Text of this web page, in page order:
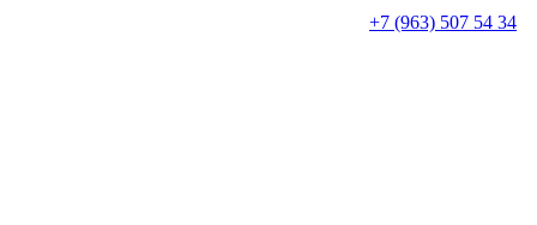
+7 (963) 507 54 34